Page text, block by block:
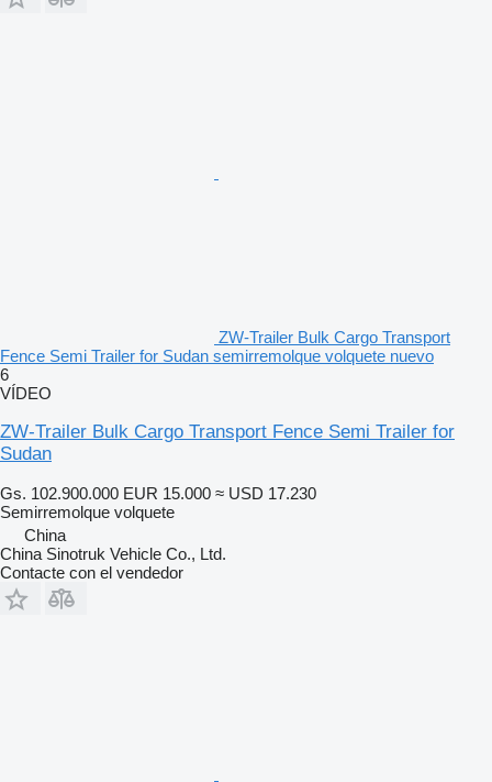
ZW-Trailer Bulk Cargo Transport
Fence Semi Trailer for Sudan semirremolque volquete nuevo
6
VÍDEO
ZW-Trailer Bulk Cargo Transport Fence Semi Trailer for
Sudan
Gs. 102.900.000 EUR 15.000 ≈ USD 17.230
Semirremolque volquete
China
China Sinotruk Vehicle Co., Ltd.
Contacte con el vendedor